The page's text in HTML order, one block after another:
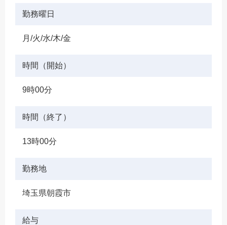
勤務曜日
月/火/水/木/金
時間（開始）
9時00分
時間（終了）
13時00分
勤務地
埼玉県朝霞市
給与